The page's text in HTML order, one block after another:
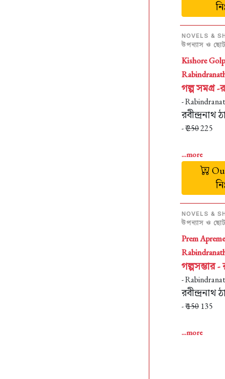
NOVELS &
উপন্যাস ও
Kishore
গল্প সমগ্র -
-
রবীন্দ্রনাথ
- ₹250225
...more
NOVELS &
উপন্যাস ও
Prem
গল্পসম্ভার -
-
রবীন্দ্রনাথ
- ₹150 135
...more